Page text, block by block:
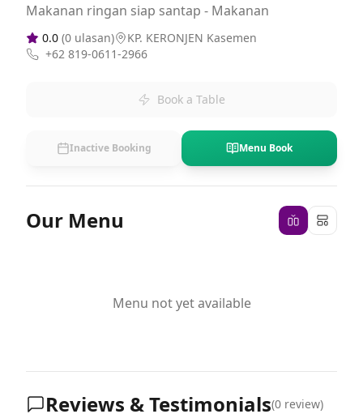
Makanan ringan siap santap - Makanan
0.0 (0 ulasan)
KP. KERONJEN Kasemen
+62 819-0611-2966
Book a Table
Inactive Booking Menu Book
Our Menu
Menu not yet available
Reviews & Testimonials(0 review)